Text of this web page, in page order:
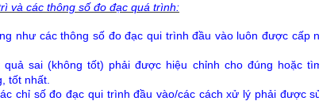
và các thông số đo đạc quá trình:
như các thông số đo đạc qui trình đầu vào luôn được cấp
sai (không tốt) phải được hiệu chỉnh cho đúng hoặc
tốt nhất.
chỉ số đo đạc qui trình đầu vào/các cách xử lý phải được